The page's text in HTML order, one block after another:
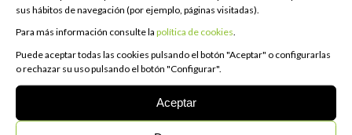
sus hábitos de navegación (por ejemplo, páginas visitadas).
Para más información consulte la política de cookies.
Puede aceptar todas las cookies pulsando el botón "Aceptar" o configurarlas
o rechazar su uso pulsando el botón "Configurar".
Aceptar